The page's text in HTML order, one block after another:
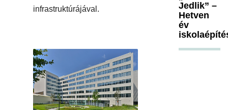
infrastruktúrájával.
Jedlik” –
Hetven
év